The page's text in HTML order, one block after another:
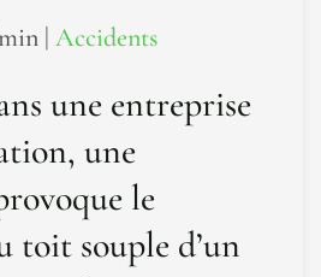
| Accidents
une entreprise
une
le
toit souple d’un